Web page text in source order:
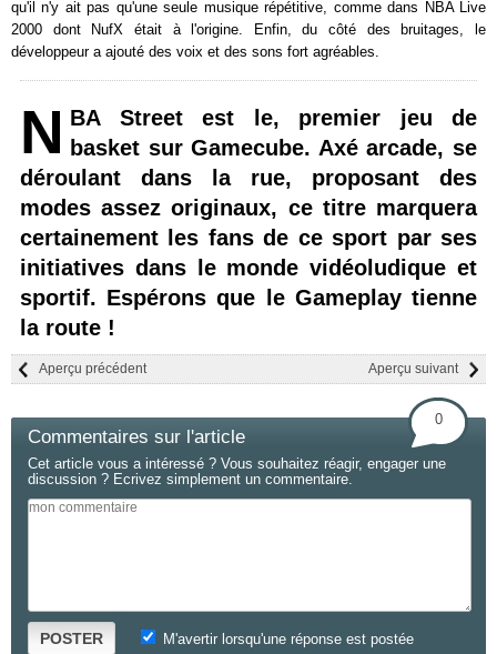
qu'il n'y ait pas qu'une seule musique répétitive, comme dans NBA Live
2000 dont NufX était à l'origine. Enfin, du côté des bruitages, le
développeur a ajouté des voix et des sons fort agréables.
N BA Street est le, premier jeu de
basket sur Gamecube. Axé arcade, se
déroulant dans la rue, proposant des
modes assez originaux, ce titre marquera
certainement les fans de ce sport par ses
initiatives dans le monde vidéoludique et
sportif. Espérons que le Gameplay tienne
la route !
Aperçu suivant
Aperçu précédent
Commentaires sur l'article
0
Cet article vous a intéressé ? Vous souhaitez réagir, engager une
discussion ? Ecrivez simplement un commentaire.
POSTER M'avertir lorsqu'une réponse est postée